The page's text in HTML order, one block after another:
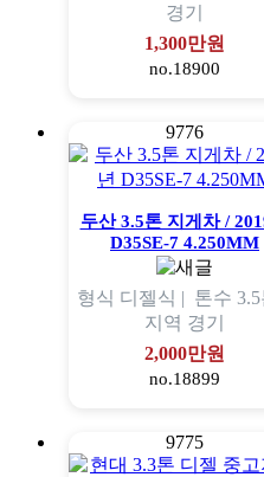
경기
1,300만원
no.18900
9776
두산 3.5톤 지게차 /
D35SE-7 4.250MM
형식 디젤식 | 톤수 3.5
지역 경기
2,000만원
no.18899
9775